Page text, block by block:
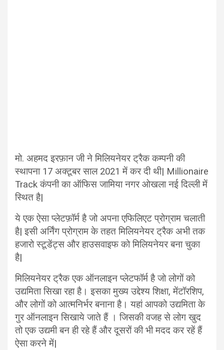
मो. अहमद इरफ़ान जी ने मिलियनेयर ट्रैक कम्पनी की
स्थापना 17 अक्टूबर साल 2021 में कर दी थी| Millionaire
Track कंपनी का ऑफिस जामिया नगर ओखला नई दिल्ली में
स्थित है|
ये एक ऐसा प्लेटफ़ॉर्म है जो अपना एफिलिएट प्रोग्राम चलाती
है| इसी अर्निंग प्रोग्राम के तहत मिलियनेयर ट्रैक अभी तक
हजारो स्टूडेंट्स और हाउसवाइफ को मिलियनेयर बना चुका
है|
मिलियनेयर ट्रैक एक ऑनलाइन प्लेटफॉर्म है जो लोगों को
उद्यमिता सिखा रहा है। इसका मुख्य उद्देश्य शिक्षा, मेंटॉरशिप,
और लोगों को आत्मनिर्भर बनाना है। यहां आपको उद्यमिता के
गुर ऑनलाइन सिखाये जाते हैं । जिसकी वजह से लोग खुद
तो एक उद्यमी बन ही रहे हैं और दूसरों की भी मदद कर रहें हैं
ऐसा करने में|